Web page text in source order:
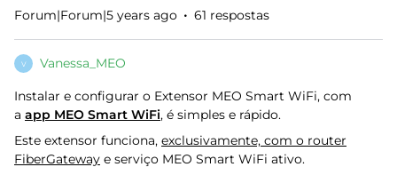
Forum|Forum|5 years ago 61 respostas
V Vanessa_MEO
Instalar e configurar o Extensor MEO Smart WiFi, com
a app MEO Smart WiFi, é simples e rápido.
Este extensor funciona, exclusivamente, com o router
FiberGateway e serviço MEO Smart WiFi ativo.